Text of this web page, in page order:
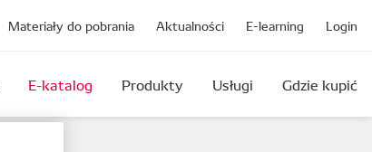
Materiały do pobrania Aktualności E-learning Login
E-katalog Produkty Usługi Gdzie kupić